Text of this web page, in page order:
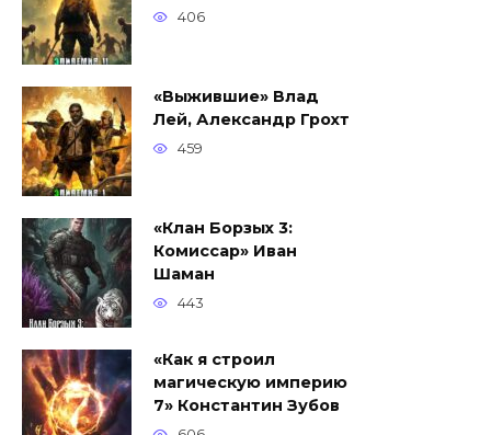
406
«Выжившие» Влад
Лей, Александр Грохт
459
«Клан Борзых 3:
Комиссар» Иван
Шаман
443
«Как я строил
магическую империю
7» Константин Зубов